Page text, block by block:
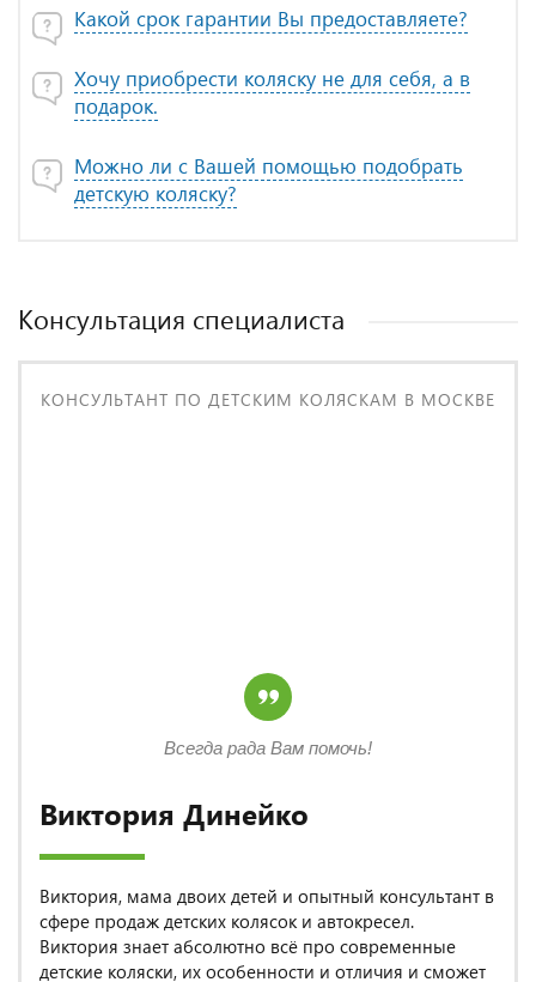
Какой срок гарантии Вы предоставляете?
Хочу приобрести коляску не для себя, а в
подарок.
Можно ли с Вашей помощью подобрать
детскую коляску?
Консультация специалиста
КОНСУЛЬТАНТ ПО ДЕТСКИМ КОЛЯСКАМ В МОСКВЕ
Виктория Динейко
Виктория, мама двоих детей и опытный консультант в
сфере продаж детских колясок и автокресел.
Виктория знает абсолютно всё про современные
детские коляски, их особенности и отличия и сможет
Всегда рада Вам помочь!